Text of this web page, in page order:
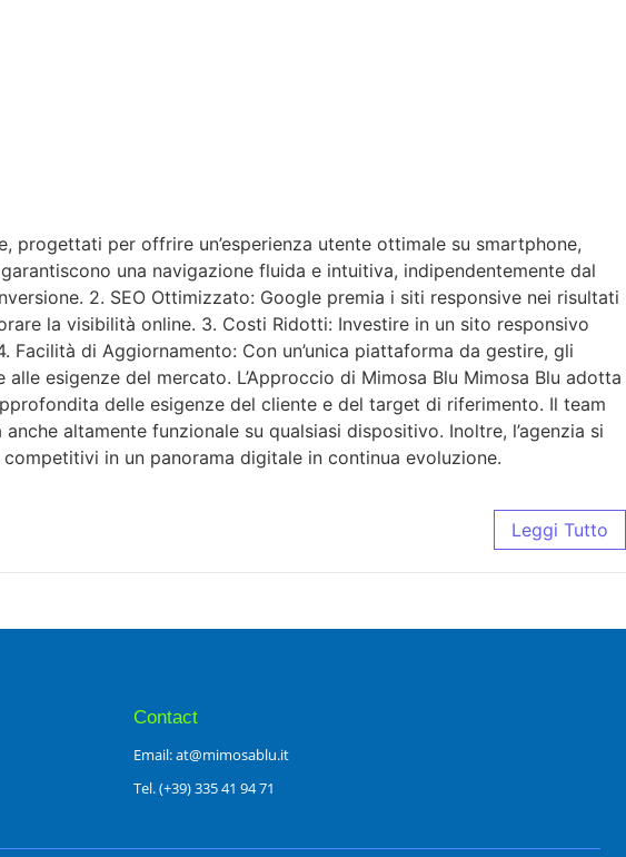
progettati per offrire un’esperienza utente ottimale su smartphone,
una navigazione fluida e intuitiva, indipendentemente dal
2. SEO Ottimizzato: Google premia i siti responsive nei risultati
la visibilità online. 3. Costi Ridotti: Investire in un sito responsivo
di Aggiornamento: Con un’unica piattaforma da gestire, gli
esigenze del mercato. L’Approccio di Mimosa Blu Mimosa Blu adotta
delle esigenze del cliente e del target di riferimento. Il team
altamente funzionale su qualsiasi dispositivo. Inoltre, l’agenzia si
in un panorama digitale in continua evoluzione.
Leggi Tutto
Contact
Email: at@mimosablu.it
Tel. (+39) 335 41 94 71